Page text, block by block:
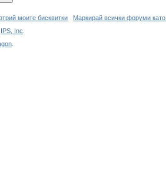
моите бисквитки
Маркирай всички форуми
IPS, Inc